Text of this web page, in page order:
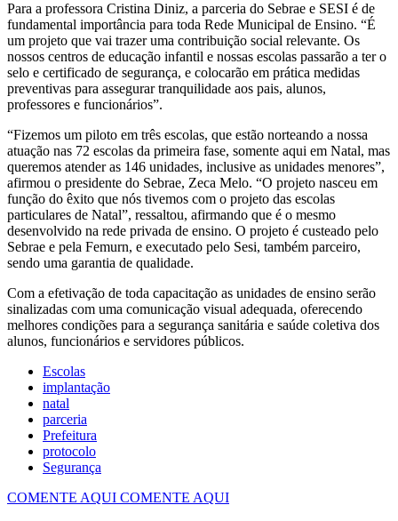
Para a professora Cristina Diniz, a parceria do Sebrae e SESI é de
fundamental importância para toda Rede Municipal de Ensino. “É
um projeto que vai trazer uma contribuição social relevante. Os
nossos centros de educação infantil e nossas escolas passarão a ter o
selo e certificado de segurança, e colocarão em prática medidas
preventivas para assegurar tranquilidade aos pais, alunos,
professores e funcionários”.
“Fizemos um piloto em três escolas, que estão norteando a nossa
atuação nas 72 escolas da primeira fase, somente aqui em Natal, mas
queremos atender as 146 unidades, inclusive as unidades menores”,
afirmou o presidente do Sebrae, Zeca Melo. “O projeto nasceu em
função do êxito que nós tivemos com o projeto das escolas
particulares de Natal”, ressaltou, afirmando que é o mesmo
desenvolvido na rede privada de ensino. O projeto é custeado pelo
Sebrae e pela Femurn, e executado pelo Sesi, também parceiro,
sendo uma garantia de qualidade.
Com a efetivação de toda capacitação as unidades de ensino serão
sinalizadas com uma comunicação visual adequada, oferecendo
melhores condições para a segurança sanitária e saúde coletiva dos
alunos, funcionários e servidores públicos.
Escolas
implantação
natal
parceria
Prefeitura
protocolo
Segurança
COMENTE AQUI COMENTE AQUI